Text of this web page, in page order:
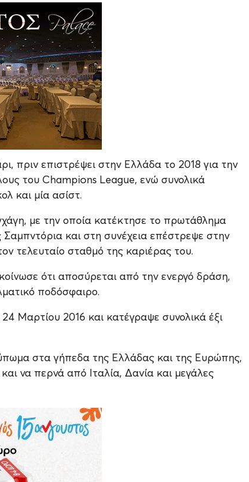
πριν επιστρέψει στην Ελλάδα το 2018 για την
του Champions League, ενώ συνολικά
και μία ασίστ.
με την οποία κατέκτησε το πρωτάθλημα
και στη συνέχεια επέστρεψε στην
τελευταίο σταθμό της καριέρας του.
ότι αποσύρεται από την ενεργό δράση,
ποδόσφαιρο.
Μαρτίου 2016 και κατέγραψε συνολικά έξι
στα γήπεδα της Ελλάδας και της Ευρώπης,
να περνά από Ιταλία, Δανία και μεγάλες